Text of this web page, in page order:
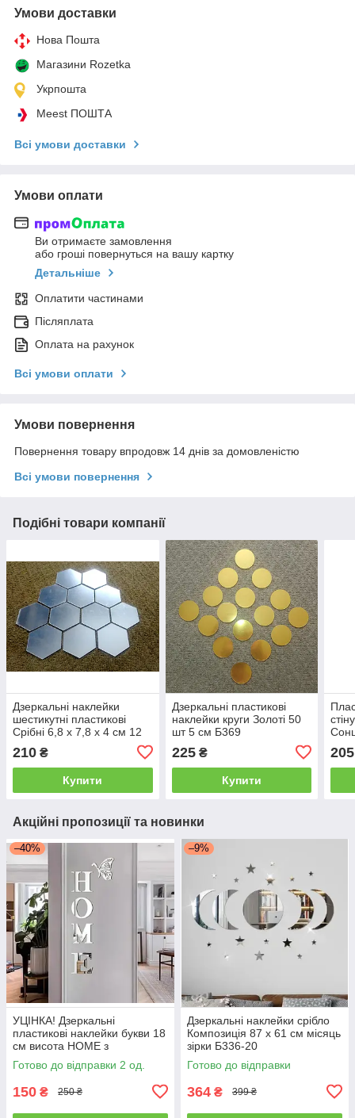
Умови доставки
Нова Пошта
Магазини Rozetka
Укрпошта
Meest ПОШТА
Всі умови доставки
Умови оплати
Ви отримаєте замовлення
або гроші повернуться на вашу картку
Детальніше
Оплатити частинами
Післяплата
Оплата на рахунок
Всі умови оплати
Умови повернення
Повернення товару впродовж 14 днів за домовленістю
Всі умови повернення
Подібні товари компанії
Дзеркальні наклейки
шестикутні пластикові
Срібні 6,8 х 7,8 х 4 см 12
210 ₴
Купити
Дзеркальні пластикові
наклейки круги Золоті 50
шт 5 см Б369
225₴
Купити
205
Акційні пропозиції та новинки
–40%
УЦІНКА! Дзеркальні
пластикові наклейки букви 18
см висота HOME з
метеликом
Готово до відправки 2 од.
150 ₴ 250 ₴
–9%
Дзеркальні наклейки срібло
Композиція 87 х 61 см місяць
зірки Б336-20
Готово до відправки
364 ₴ 399 ₴